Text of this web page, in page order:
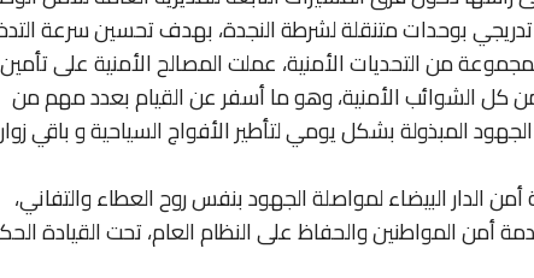
تدريجي بوحدات متنقلة لشرطة النجدة، بهدف تحسين سرعة
من التحديات الأمنية، عملت المصالح الأمنية على تأمين
كل الشوائب الأمنية، وهو ما أسفر عن القيام بعدد مهم من
المبذولة بشكل يومي لتأطير الأفواج السياحية و باقي زوار
الدار البيضاء لمواصلة الجهود بنفس روح العطاء والتفاني،
أمن المواطنين والحفاظ على النظام العام، تحت القيادة